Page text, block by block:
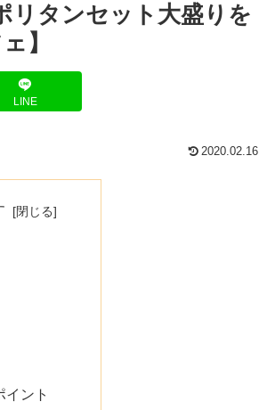
リタンセット大盛りを
】
LINE
2020.02.16
イント